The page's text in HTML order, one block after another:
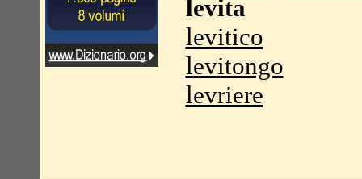
levita
levitico
levitongo
levriere